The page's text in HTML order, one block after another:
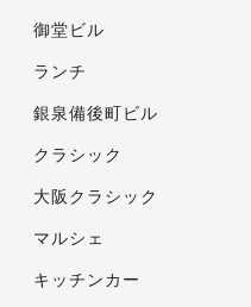
御堂ビル
ランチ
銀泉備後町ビル
クラシック
大阪クラシック
マルシェ
キッチンカー